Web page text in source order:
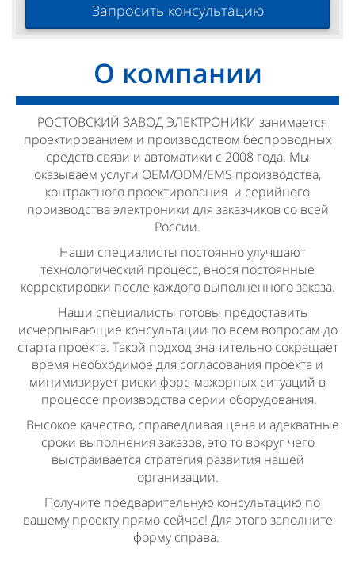
Запросить консультацию
О компании
РОСТОВСКИЙ ЗАВОД ЭЛЕКТРОНИКИ занимается
проектированием и производством беспроводных
средств связи и автоматики с 2008 года. Мы
оказываем услуги OEM/ODM/EMS производства,
контрактного проектирования и серийного
производства электроники для заказчиков со всей
России.
Наши специалисты постоянно улучшают
технологический процесс, внося постоянные
корректировки после каждого выполненного заказа.
Наши специалисты готовы предоставить
исчерпывающие консультации по всем вопросам до
старта проекта. Такой подход значительно сокращает
время необходимое для согласования проекта и
минимизирует риски форс-мажорных ситуаций в
процессе производства серии оборудования.
Высокое качество, справедливая цена и адекватные
сроки выполнения заказов, это то вокруг чего
выстраивается стратегия развития нашей
организации.
Получите предварительную консультацию по
вашему проекту прямо сейчас! Для этого заполните
форму справа.